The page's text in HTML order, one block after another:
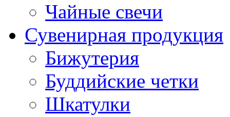
Чайные свечи
Сувенирная продукция
Бижутерия
Буддийские четки
Шкатулки